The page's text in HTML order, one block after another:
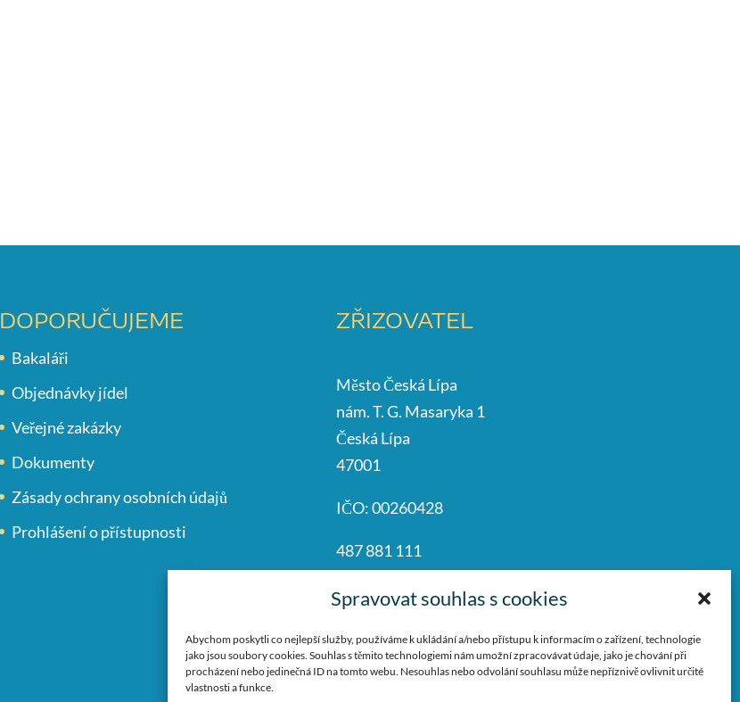
Spravovat souhlas s cookies
Abychom poskytli co nejlepší služby, používáme k ukládání a/nebo přístupu k informacím o zařízení, technologie
jako jsou soubory cookies. Souhlas s těmito technologiemi nám umožní zpracovávat údaje, jako je chování při
procházení nebo jedinečná ID na tomto webu. Nesouhlas nebo odvolání souhlasu může nepříznivě ovlivnit určité
vlastnosti a funkce.
DOPORUČUJEME
Bakaláři
Objednávky jídel
Veřejné zakázky
Dokumenty
Zásady ochrany osobních údajů
Prohlášení o přístupnosti
ZŘIZOVATEL
Město Česká Lípa
nám. T. G. Masaryka 1
Česká Lípa
47001
IČO: 00260428
487 881 111
podatelna@mucl.cz